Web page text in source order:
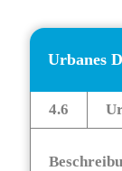
Urbanes
4.6